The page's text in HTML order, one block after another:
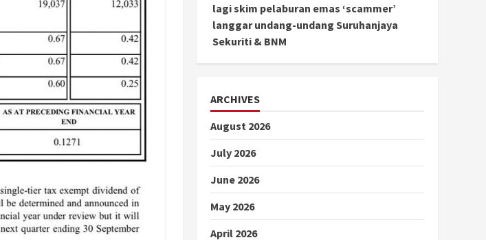
lagi skim pelaburan emas ‘scammer’
langgar undang-undang Suruhanjaya
Sekuriti & BNM
ARCHIVES
August 2026
July 2026
June 2026
May 2026
April 2026